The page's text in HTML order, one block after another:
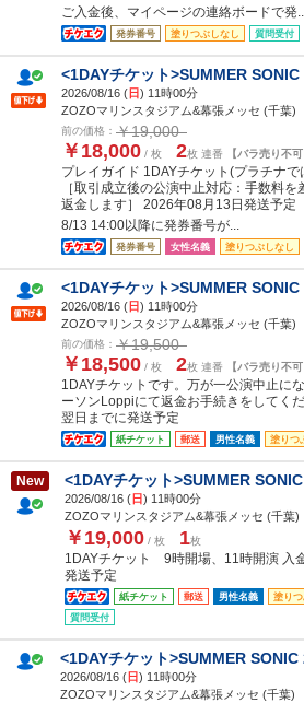
ご入金後、マイページの連絡ボードで発
発券番号 塗りつぶしなし 質問受付
<1DAYチケット>SUMMER
2026/08/16 (日) 11時00分
ZOZOマリンスタジアム&幕張メッセ (千葉)
前の価格： ￥19,000
￥18,000 / 枚 2枚 連番 【バラ売り不可
プレイガイド 1DAYチケット(プラチナ
［取引成立後の公演中止対応：手数料を
返金します］ 2026年08月13日発送予定
8/13 14:00以降に発券番号が...
発券番号 女性名義 塗りつぶしなし
<1DAYチケット>SUMMER
2026/08/16 (日) 11時00分
ZOZOマリンスタジアム&幕張メッセ (千葉)
前の価格： ￥19,500
￥18,500 / 枚 2枚 連番 【バラ売り不可
1DAYチケットです。万が一公演中止に
ーソンLoppiにて返金お手続きをしてく
翌日までに発送予定
紙チケット 郵送 男性名義 塗りつ
New <1DAYチケット>SUMMER
2026/08/16 (日) 11時00分
ZOZOマリンスタジアム&幕張メッセ (千葉)
￥19,000 / 枚 1枚
1DAYチケット 9時開場、11時開演 入
発送予定
紙チケット 郵送 男性名義
塗り
質問受付
<1DAYチケット>SUMMER SONIC
2026/08/16 (日) 11時00分
ZOZOマリンスタジアム&幕張メッセ (千葉)